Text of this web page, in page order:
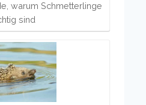
warum Schmetterlinge
sind